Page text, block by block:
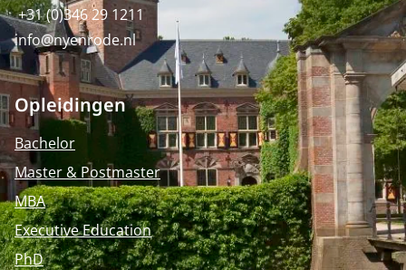
+31 (0)346 29 1211
info@nyenrode.nl
Opleidingen
Bachelor
Master & Postmaster
MBA
Executive Education
PhD